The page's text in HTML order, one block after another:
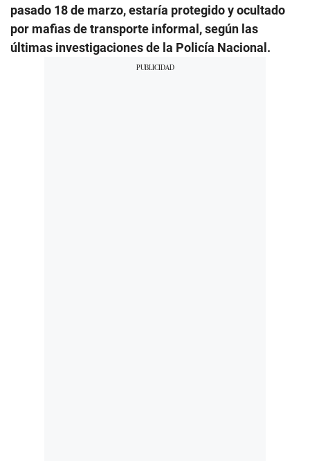
pasado 18 de marzo, estaría protegido y ocultado
por mafias de transporte informal, según las
últimas investigaciones de la Policía Nacional.